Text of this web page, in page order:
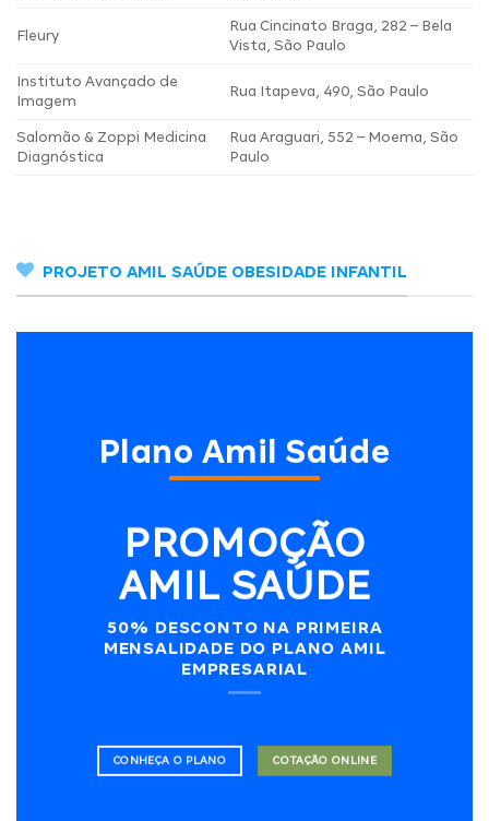
Fleury
Rua Cincinato Braga, 282 – Bela
Vista, São Paulo
Instituto Avançado de
Imagem
Rua Itapeva, 490, São Paulo
Salomão & Zoppi Medicina
Diagnóstica
Rua Araguari, 552 – Moema, São
Paulo
PROJETO AMIL SAÚDE OBESIDADE INFANTIL
Plano Amil Saúde
PROMOÇÃO
AMIL SAÚDE
50% DESCONTO NA PRIMEIRA
MENSALIDADE DO PLANO AMIL
EMPRESARIAL
CONHEÇA O PLANO COTAÇÃO ONLINE